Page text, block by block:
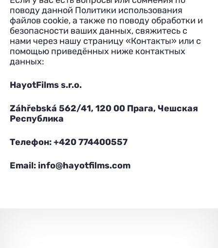
поводу данной Политики использования
файлов cookie, а также по поводу обработки и
безопасности ваших данных, свяжитесь с
нами через нашу страницу «Контакты» или с
помощью приведённых ниже контактных
данных:
HayotFilms s.r.o.
Záhřebská 562/41, 120 00 Прага, Чешская
Республика
Телефон: +420 774400557
Email: info@hayotfilms.com